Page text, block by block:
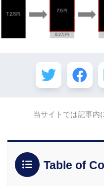
当サイトでは記事内
Table of